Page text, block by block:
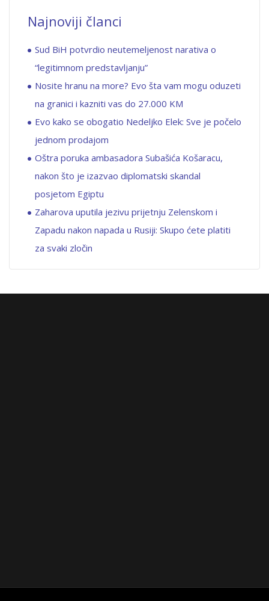
Najnoviji članci
Sud BiH potvrdio neutemeljenost narativa o
“legitimnom predstavljanju”
Nosite hranu na more? Evo šta vam mogu oduzeti
na granici i kazniti vas do 27.000 KM
Evo kako se obogatio Nedeljko Elek: Sve je počelo
jednom prodajom
Oštra poruka ambasadora Subašića Košaracu,
nakon što je izazvao diplomatski skandal
posjetom Egiptu
Zaharova uputila jezivu prijetnju Zelenskom i
Zapadu nakon napada u Rusiji: Skupo ćete platiti
za svaki zločin